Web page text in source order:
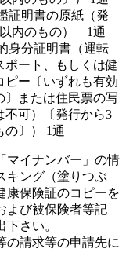
証明書の原紙（発
内のもの） 1通
身分証明書（運転
ポート、もしくは健
ピー〔いずれも有効
〕または住民票の写
不可）〔発行から3
の〕） 1通
マイナンバー」の情
キング（塗りつぶ
康保険証のコピーを
よび被保険者等記
さい。
の請求等の申請先に